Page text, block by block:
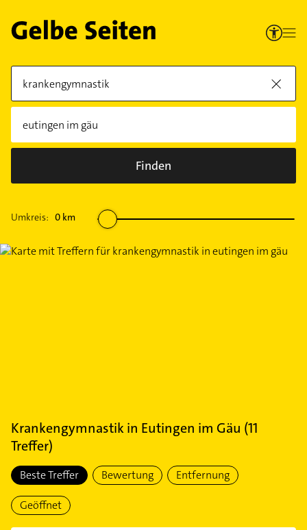
Finden
Umkreis: 0 km
Krankengymnastikin Eutingen im Gäu (11
Treffer)
Beste Treffer Bewertung Entfernung
Geöffnet